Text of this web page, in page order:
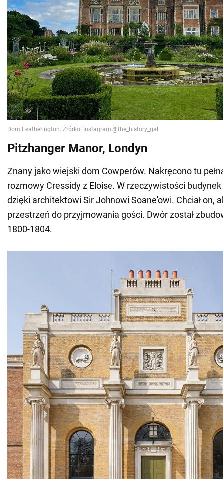
Pitzhanger Manor, Londyn
Znany jako wiejski dom Cowperów. Nakręcono tu
rozmowy Cressidy z Eloise. W rzeczywistości budynek
dzięki architektowi Sir Johnowi Soane'owi. Chciał on,
przestrzeń do przyjmowania gości. Dwór został
1800-1804.